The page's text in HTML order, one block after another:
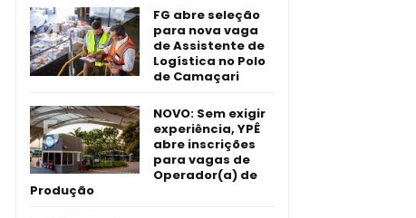
FG abre seleção
para nova vaga
de Assistente de
Logística no Polo
de Camaçari
NOVO: Sem exigir
experiência, YPÊ
abre inscrições
para vagas de
Operador(a) de
Produção